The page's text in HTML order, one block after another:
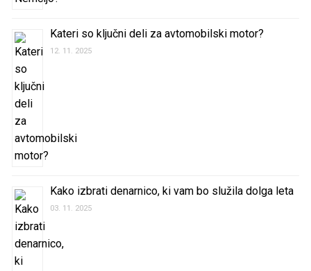
Kateri so ključni deli za avtomobilski motor?
12. 11. 2025
Kako izbrati denarnico, ki vam bo služila dolga leta
03. 11. 2025